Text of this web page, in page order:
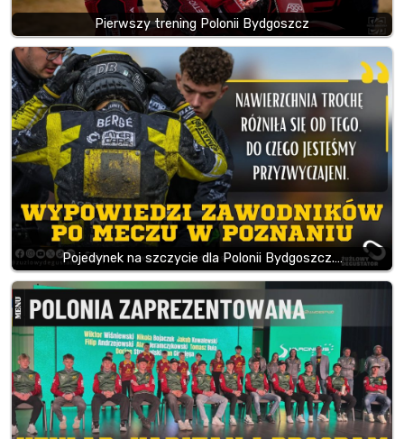
Pierwszy trening Polonii Bydgoszcz
Pojedynek na szczycie dla Polonii Bydgoszcz.…